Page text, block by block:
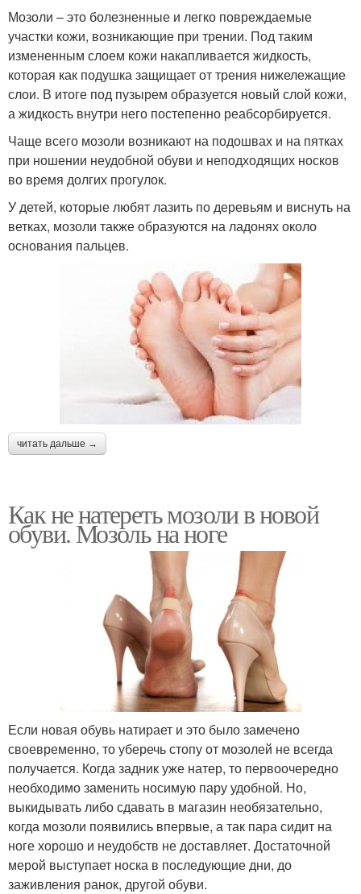
Мозоли – это болезненные и легко повреждаемые
участки кожи, возникающие при трении. Под таким
измененным слоем кожи накапливается жидкость,
которая как подушка защищает от трения нижележащие
слои. В итоге под пузырем образуется новый слой кожи,
а жидкость внутри него постепенно реабсорбируется.
Чаще всего мозоли возникают на подошвах и на пятках
при ношении неудобной обуви и неподходящих носков
во время долгих прогулок.
У детей, которые любят лазить по деревьям и виснуть на
ветках, мозоли также образуются на ладонях около
основания пальцев.
читать дальше →
Как не натереть мозоли в новой
обуви. Мозоль на ноге
Если новая обувь натирает и это было замечено
своевременно, то уберечь стопу от мозолей не всегда
получается. Когда задник уже натер, то первоочередно
необходимо заменить носимую пару удобной. Но,
выкидывать либо сдавать в магазин необязательно,
когда мозоли появились впервые, а так пара сидит на
ноге хорошо и неудобств не доставляет. Достаточной
мерой выступает носка в последующие дни, до
заживления ранок, другой обуви.